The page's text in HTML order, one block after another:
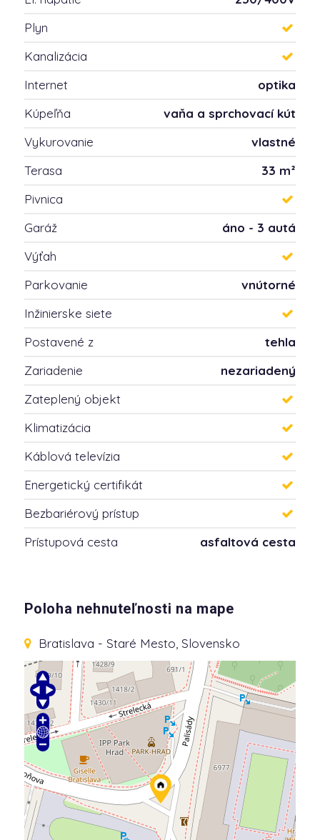
Plyn
Kanalizácia
Internet
optika
Kúpeľňa
vaňa a sprchovací kút
Vykurovanie
vlastné
Terasa
33 m²
Pivnica
Garáž
áno - 3 autá
Výťah
Parkovanie
vnútorné
Inžinierske siete
Postavené z
tehla
Zariadenie
nezariadený
Zateplený objekt
Klimatizácia
Káblová televízia
Energetický certifikát
Bezbariérový prístup
Prístupová cesta
asfaltová cesta
Poloha nehnuteľnosti na mape
Bratislava - Staré Mesto, Slovensko